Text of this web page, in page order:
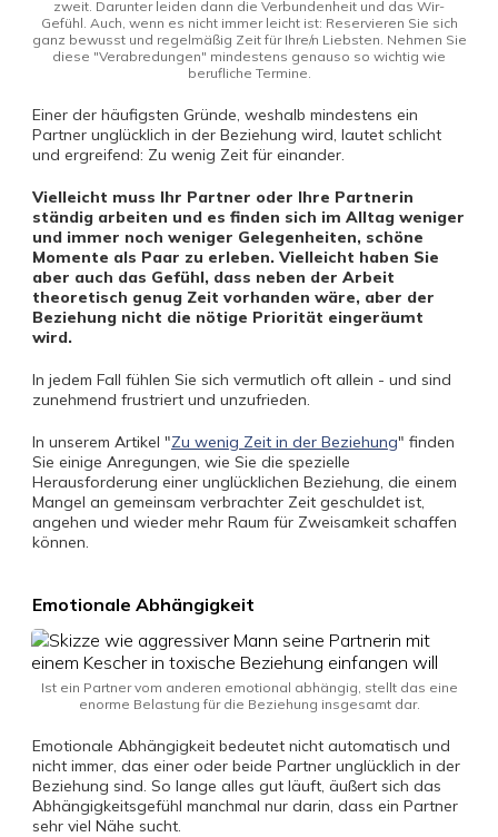
zweit. Darunter leiden dann die Verbundenheit und das Wir-
Gefühl. Auch, wenn es nicht immer leicht ist: Reservieren Sie sich
ganz bewusst und regelmäßig Zeit für Ihre/n Liebsten. Nehmen Sie
diese "Verabredungen" mindestens genauso so wichtig wie
berufliche Termine.
Einer der häufigsten Gründe, weshalb mindestens ein
Partner unglücklich in der Beziehung wird, lautet schlicht
und ergreifend: Zu wenig Zeit für einander.
Vielleicht muss Ihr Partner oder Ihre Partnerin
ständig arbeiten und es finden sich im Alltag weniger
und immer noch weniger Gelegenheiten, schöne
Momente als Paar zu erleben. Vielleicht haben Sie
aber auch das Gefühl, dass neben der Arbeit
theoretisch genug Zeit vorhanden wäre, aber der
Beziehung nicht die nötige Priorität eingeräumt
wird.
In jedem Fall fühlen Sie sich vermutlich oft allein - und sind
zunehmend frustriert und unzufrieden.
In unserem Artikel "Zu wenig Zeit in der Beziehung" finden
Sie einige Anregungen, wie Sie die spezielle
Herausforderung einer unglücklichen Beziehung, die einem
Mangel an gemeinsam verbrachter Zeit geschuldet ist,
angehen und wieder mehr Raum für Zweisamkeit schaffen
können.
Emotionale Abhängigkeit
Ist ein Partner vom anderen emotional abhängig, stellt das eine
enorme Belastung für die Beziehung insgesamt dar.
Emotionale Abhängigkeit bedeutet nicht automatisch und
nicht immer, das einer oder beide Partner unglücklich in der
Beziehung sind. So lange alles gut läuft, äußert sich das
Abhängigkeitsgefühl manchmal nur darin, dass ein Partner
sehr viel Nähe sucht.